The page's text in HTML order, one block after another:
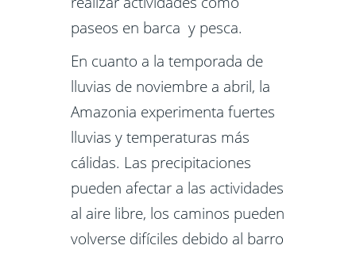
paseos en barca y pesca.
En cuanto a la temporada de
lluvias de noviembre a abril, la
Amazonia experimenta fuertes
lluvias y temperaturas más
cálidas. Las precipitaciones
pueden afectar a las actividades
al aire libre, los caminos pueden
volverse difíciles debido al barro